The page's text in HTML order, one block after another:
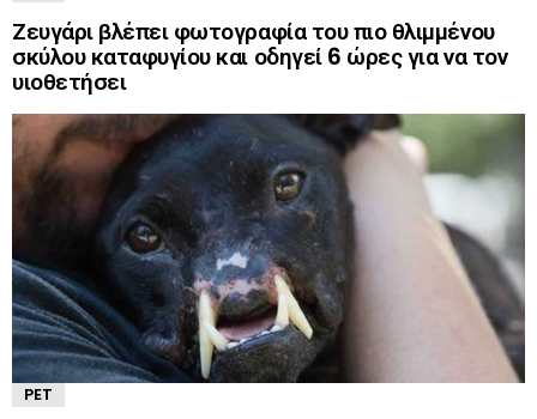
Ζευγάρι βλέπει φωτογραφία του πιο θλιμμένου
σκύλου καταφυγίου και οδηγεί 6 ώρες για να τον
υιοθετήσει
PET